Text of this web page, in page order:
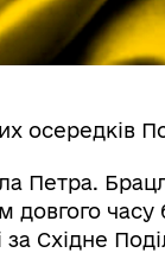
осередків
Петра.
довгого
Східне